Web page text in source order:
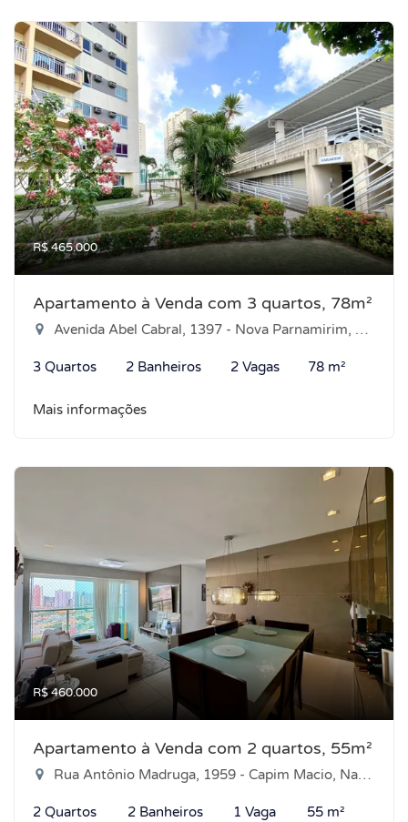
R$ 465.000
Apartamento à Venda com 3 quartos, 78m²
Avenida Abel Cabral, 1397 - Nova Parnamirim, Parnamirim-RN
3 Quartos 2 Banheiros 2 Vagas 78 m²
Mais informações
R$ 460.000
Apartamento à Venda com 2 quartos, 55m²
Rua Antônio Madruga, 1959 - Capim Macio, Natal-RN
2 Quartos 2 Banheiros 1 Vaga 55 m²